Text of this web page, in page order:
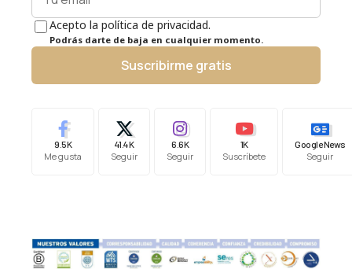
Acepto la política de privacidad.
Podrás darte de baja en cualquier momento.
Suscribirme gratis
9.5K
Me gusta
41.4K
Seguir
6.6K
Seguir
1K
Suscríbete
Google News
Seguir